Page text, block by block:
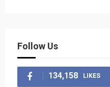
Follow Us
134,158 LIKES